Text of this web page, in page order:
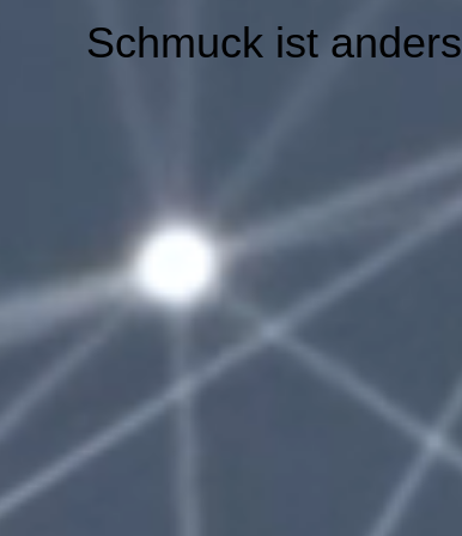
Schmuck ist anders